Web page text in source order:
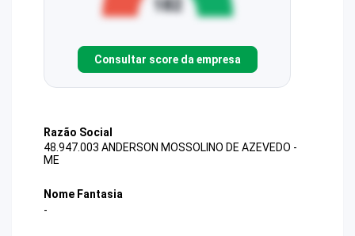
Consultar score da empresa
Razão Social
48.947.003 ANDERSON MOSSOLINO DE AZEVEDO -
ME
Nome Fantasia
-